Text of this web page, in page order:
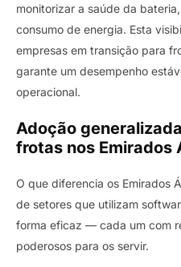
monitorizar a saúde da
consumo de energia. Esta
empresas em transição para
garante um desempenho
operacional.
Adoção
frotas nos Emirados
O que diferencia os Emirados
de setores que utilizam
forma eficaz — cada um com
poderosos para os servir.